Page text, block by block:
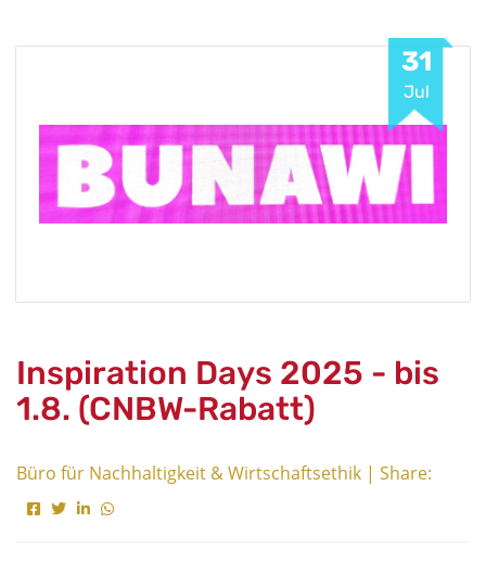
31
Jul
Inspiration Days 2025 - bis
1.8. (CNBW-Rabatt)
Büro für Nachhaltigkeit & Wirtschaftsethik | Share: